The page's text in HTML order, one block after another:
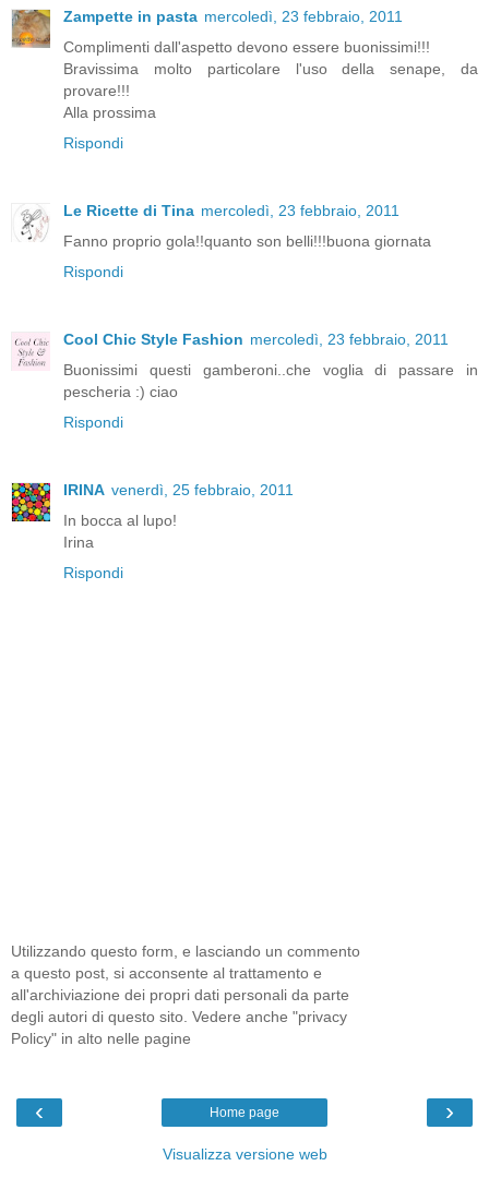
Zampette in pasta mercoledì, 23 febbraio, 2011
Complimenti dall'aspetto devono essere buonissimi!!!
Bravissima molto particolare l'uso della senape, da
provare!!!
Alla prossima
Rispondi
Le Ricette di Tina mercoledì, 23 febbraio, 2011
Fanno proprio gola!!quanto son belli!!!buona giornata
Rispondi
Cool Chic Style Fashion mercoledì, 23 febbraio, 2011
Buonissimi questi gamberoni..che voglia di passare in
pescheria :) ciao
Rispondi
IRINA venerdì, 25 febbraio, 2011
In bocca al lupo!
Irina
Rispondi
Utilizzando questo form, e lasciando un commento
a questo post, si acconsente al trattamento e
all'archiviazione dei propri dati personali da parte
degli autori di questo sito. Vedere anche "privacy
Policy" in alto nelle pagine
‹ ›
Home page
Visualizza versione web